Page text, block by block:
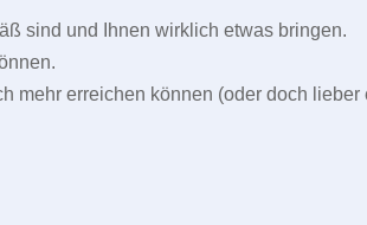
sind und Ihnen wirklich etwas bringen.
mehr erreichen können (oder doch